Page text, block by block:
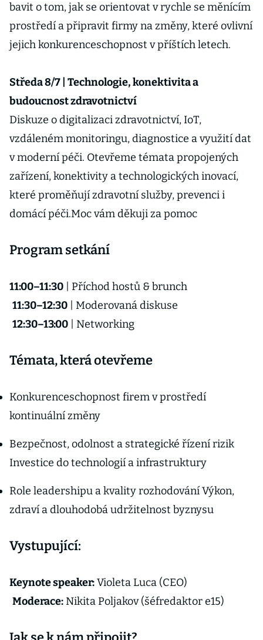
bavit o tom, jak se orientovat v rychle se měnícím
prostředí a připravit firmy na změny, které ovlivní
jejich konkurenceschopnost v příštích letech.
Středa 8/7 | Technologie, konektivita a
budoucnost zdravotnictví
Diskuze o digitalizaci zdravotnictví, IoT,
vzdáleném monitoringu, diagnostice a využití dat
v moderní péči. Otevřeme témata propojených
zařízení, konektivity a technologických inovací,
které proměňují zdravotní služby, prevenci i
domácí péči.Moc vám děkuji za pomoc
Program setkání
11:00–11:30 | Příchod hostů & brunch
11:30–12:30| Moderovaná diskuse
12:30–13:00| Networking
Témata, která otevřeme
Konkurenceschopnost firem v prostředí
kontinuální změny
Bezpečnost, odolnost a strategické řízení rizik
Investice do technologií a infrastruktury
Role leadershipu a kvality rozhodování Výkon,
zdraví a dlouhodobá udržitelnost byznysu
Vystupující:
Keynote speaker:Violeta Luca (CEO)
Moderace:Nikita Poljakov (šéfredaktor e15)